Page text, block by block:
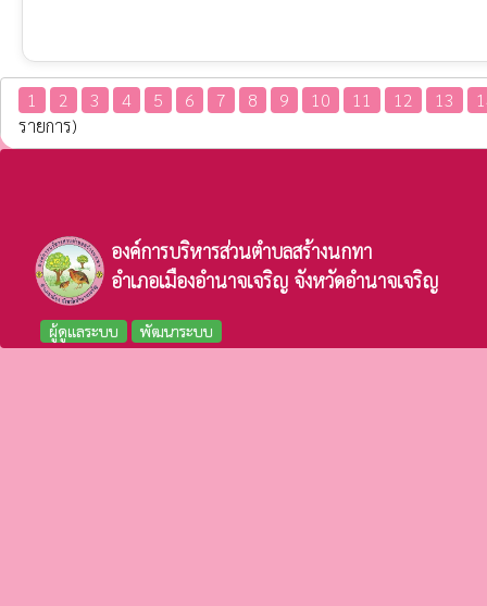
1 2 3 4 5 6 7 8 9 10 11 12 13
รายการ)
องค์การบริหารส่วนตำบลสร้างนกทา
อำเภอเมืองอำนาจเจริญ จังหวัดอำนาจเจริญ
ผู้ดูแลระบบ พัฒนาระบบ